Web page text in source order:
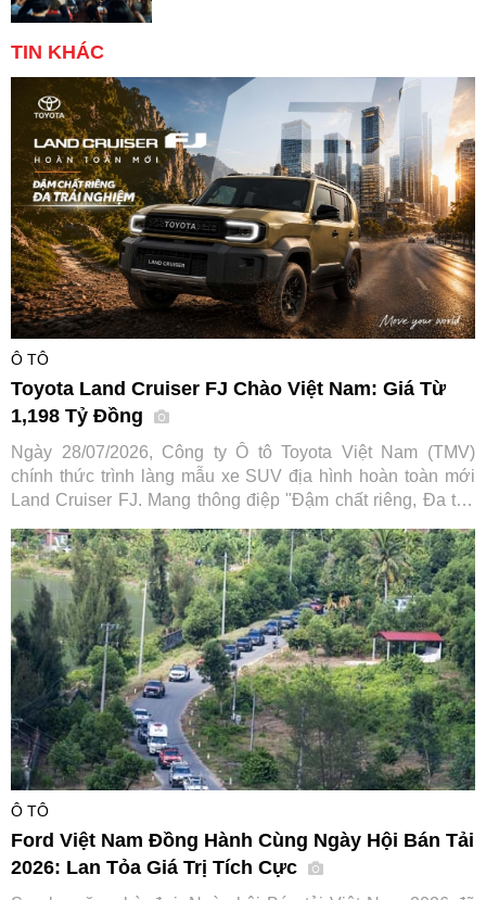
TIN KHÁC
Ô TÔ
Toyota Land Cruiser FJ Chào Việt Nam: Giá Từ
1,198 Tỷ Đồng
Ngày 28/07/2026, Công ty Ô tô Toyota Việt Nam (TMV)
chính thức trình làng mẫu xe SUV địa hình hoàn toàn mới
Land Cruiser FJ. Mang thông điệp "Đậm chất riêng, Đa trải
hàng tiếp cận dòng xe huyền thoại vốn đã có lịch sử hơn 70
năm của hãng xe Nhật Bản.
Ô TÔ
Ford Việt Nam Đồng Hành Cùng Ngày Hội Bán Tải
2026: Lan Tỏa Giá Trị Tích Cực